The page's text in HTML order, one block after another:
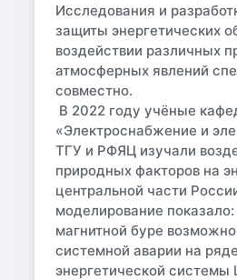
Исследования и
защиты энергетических
воздействии различных
атмосферных явлений
совместно.
В 2022 году учёные
«Электроснабжение и
ТГУ и РФЯЦ изучали
природных факторов на
центральной части
моделирование
магнитной буре возможно
системной аварии на
энергетической системы